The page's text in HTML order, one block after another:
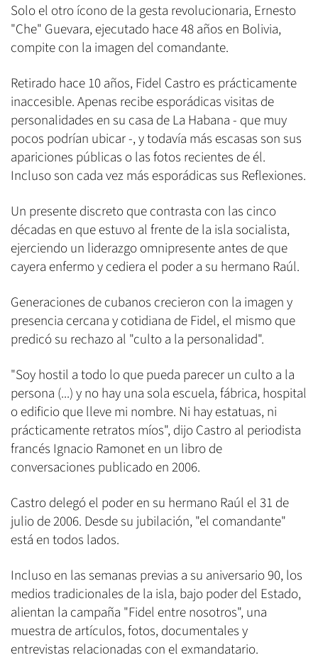
Solo el otro ícono de la gesta revolucionaria, Ernesto
"Che" Guevara, ejecutado hace 48 años en Bolivia,
compite con la imagen del comandante.
Retirado hace 10 años, Fidel Castro es prácticamente
inaccesible. Apenas recibe esporádicas visitas de
personalidades en su casa de La Habana - que muy
pocos podrían ubicar -, y todavía más escasas son sus
apariciones públicas o las fotos recientes de él.
Incluso son cada vez más esporádicas sus Reflexiones.
Un presente discreto que contrasta con las cinco
décadas en que estuvo al frente de la isla socialista,
ejerciendo un liderazgo omnipresente antes de que
cayera enfermo y cediera el poder a su hermano Raúl.
Generaciones de cubanos crecieron con la imagen y
presencia cercana y cotidiana de Fidel, el mismo que
predicó su rechazo al "culto a la personalidad".
"Soy hostil a todo lo que pueda parecer un culto a la
persona (...) y no hay una sola escuela, fábrica, hospital
o edificio que lleve mi nombre. Ni hay estatuas, ni
prácticamente retratos míos", dijo Castro al periodista
francés Ignacio Ramonet en un libro de
conversaciones publicado en 2006.
Castro delegó el poder en su hermano Raúl el 31 de
julio de 2006. Desde su jubilación, "el comandante"
está en todos lados.
Incluso en las semanas previas a su aniversario 90, los
medios tradicionales de la isla, bajo poder del Estado,
alientan la campaña "Fidel entre nosotros", una
muestra de artículos, fotos, documentales y
entrevistas relacionadas con el exmandatario.